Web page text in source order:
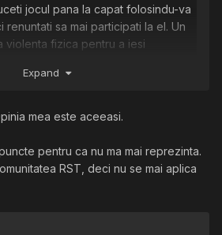
jocul pana la capat folosindu-va
sa mai participati la el. Un
violenta fizica pentru a iesi
Nu ma intelegeti gresit. Sunt
o mare diferenta intre viata reala
Expand
mea este aceeasi.
pentru ca nu ma mai reprezinta.
RST, deci nu se mai aplica